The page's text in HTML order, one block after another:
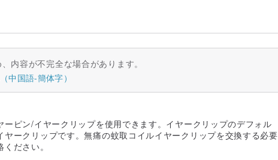
内容が不完全な場合があります。
中国語-簡体字）
ーピン/イヤークリップを使用できます。イヤークリップのデフォル
ヤークリップです。無痛の蚊取コイルイヤークリップを交換する必要
ださい。